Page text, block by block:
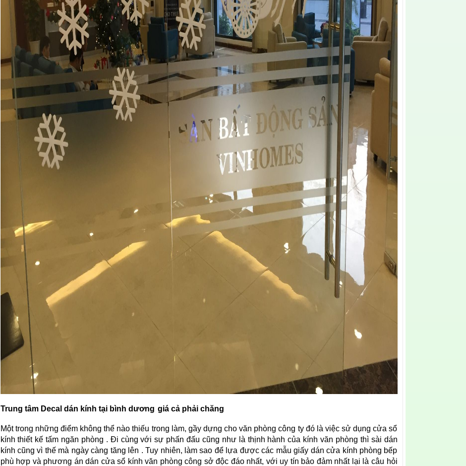
Trung tâm Decal dán kính tại bình dương giá cả phải chăng
Một trong những điểm không thể nào thiếu trong làm, gầy dựng cho văn phòng công ty đó là việc sử dụng cửa sổ
kính thiết kế tấm ngăn phòng . Đi cùng với sự phấn đấu cũng như là thịnh hành của kính văn phòng thì sài dán
kính cũng vì thế mà ngày càng tăng lên . Tuy nhiên, làm sao để lựa được các mẫu giấy dán cửa kính phòng bếp
phù hợp và phương án dán cửa sổ kính văn phòng công sở độc đáo nhất, với uy tín bảo đảm nhất lại là câu hỏi